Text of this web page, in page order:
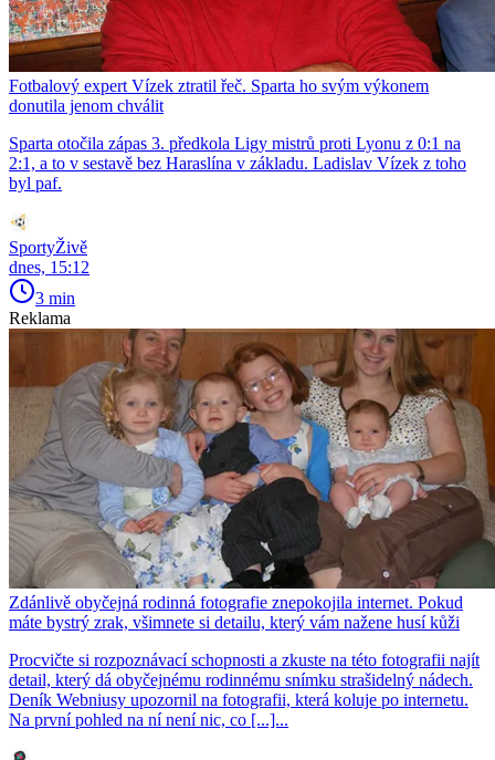
Fotbalový expert Vízek ztratil řeč. Sparta ho svým výkonem
donutila jenom chválit
Sparta otočila zápas 3. předkola Ligy mistrů proti Lyonu z 0:1 na
2:1, a to v sestavě bez Haraslína v základu. Ladislav Vízek z toho
byl paf.
SportyŽivě
dnes, 15:12
3 min
Reklama
Zdánlivě obyčejná rodinná fotografie znepokojila internet. Pokud
máte bystrý zrak, všimnete si detailu, který vám nažene husí kůži
Procvičte si rozpoznávací schopnosti a zkuste na této fotografii najít
detail, který dá obyčejnému rodinnému snímku strašidelný nádech.
Deník Webniusy upozornil na fotografii, která koluje po internetu.
Na první pohled na ní není nic, co [...]...